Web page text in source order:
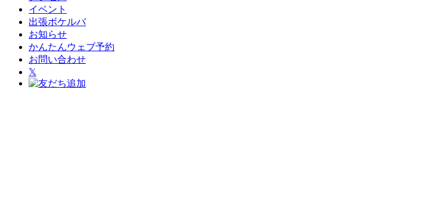
イベント
出張ボケルバ
お知らせ
かんたんウェブ予約
お問い合わせ
𝕏